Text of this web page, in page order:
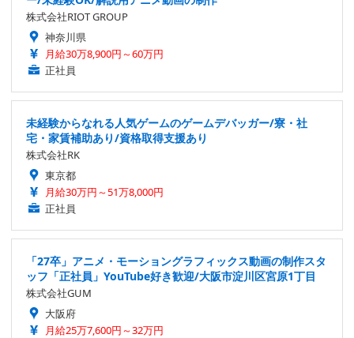
株式会社RIOT GROUP
神奈川県
月給30万8,900円～60万円
正社員
未経験からなれる人気ゲームのゲームデバッガー/寮・社
宅・家賃補助あり/資格取得支援あり
株式会社RK
東京都
月給30万円～51万8,000円
正社員
「27卒」アニメ・モーショングラフィックス動画の制作スタ
ッフ「正社員」YouTube好き歓迎/大阪市淀川区宮原1丁目
株式会社GUM
大阪府
月給25万7,600円～32万円